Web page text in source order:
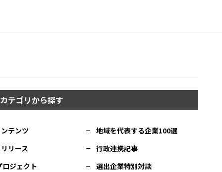
カテゴリから探す
テンツ
地域を代表する企業100選
リース
行政連携記事
ロジェクト
選出企業特別対談